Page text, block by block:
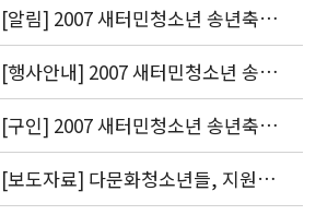
[알림] 2007 새터민청소년 송년축제
에 참석해 주신 모든 분들께 감사드
립니다.
[행사안내] 2007 새터민청소년 송년
축제에 초대합니다.
[구인] 2007 새터민청소년 송년축제
자원봉사자 모집
[보도자료] 다문화청소년들, 지원대
상에서 벗어나 변화의 주체로 우뚝서